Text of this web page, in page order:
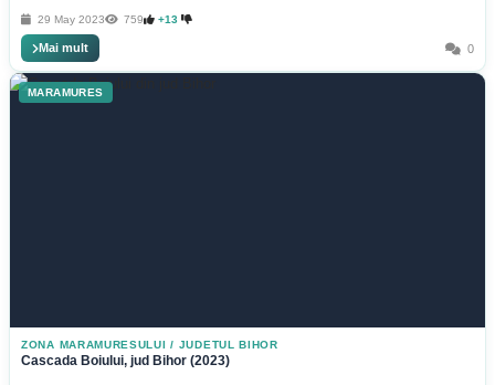
29 May 2023 759 +13
Mai mult 0
MARAMURES
ZONA MARAMURESULUI / JUDETUL BIHOR
Cascada Boiului, jud Bihor (2023)